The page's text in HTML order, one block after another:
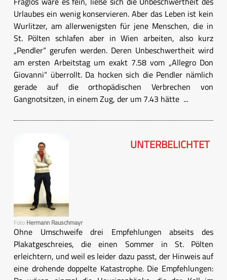
Urlaubes ein wenig konservieren. Aber das Leben ist kein
Wurlitzer, am allerwenigsten für jene Menschen, die in
St. Pölten schlafen aber in Wien arbeiten, also kurz
„Pendler“ gerufen werden. Deren Unbeschwertheit wird
am ersten Arbeitstag um exakt 7.58 vom „Allegro Don
Giovanni“ überrollt. Da hocken sich die Pendler nämlich
gerade auf die orthopädischen Verbrechen von
Gangnotsitzen, in einem Zug, der um 7.43 hätte ...
Foto Hermann Rauschmayr
UNTERBELICHTET
Ohne Umschweife drei Empfehlungen abseits des
Plakatgeschreies, die einen Sommer in St. Pölten
erleichtern, und weil es leider dazu passt, der Hinweis auf
eine drohende doppelte Katastrophe. Die Empfehlungen: